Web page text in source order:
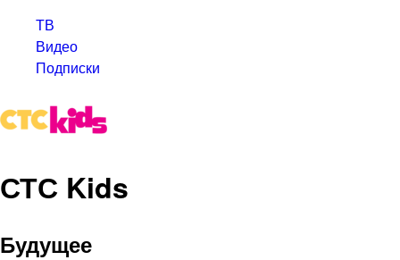
ТВ
Видео
Подписки
СТС Kids
Будущее